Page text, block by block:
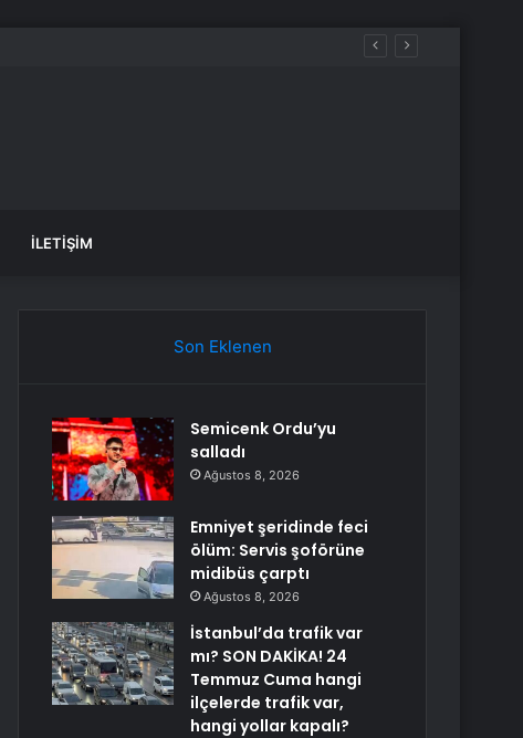
İLETIŞIM
Son Eklenen
Semicenk Ordu’yu
salladı
Ağustos 8, 2026
Emniyet şeridinde feci
ölüm: Servis şoförüne
midibüs çarptı
Ağustos 8, 2026
İstanbul’da trafik var
mı? SON DAKİKA! 24
Temmuz Cuma hangi
ilçelerde trafik var,
hangi yollar kapalı?